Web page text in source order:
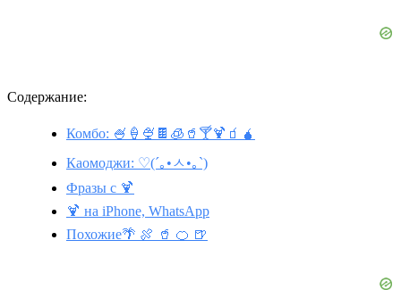
Содержание:
Комбо: 🍧🍦🍨🍫🧊🥤🍸🍹🧃🧉
Каомоджи: ♡(´｡•ㅅ•｡`)
Фразы с 🍹
🍹 на iPhone, WhatsApp
Похожие🌴 🍖 🥤 🍊 🍺